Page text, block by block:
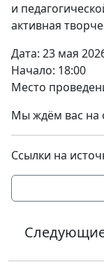
и
активная
Дата: 23 мая
Начало: 18:00
Место
Мы ждём вас на
Ссылки на